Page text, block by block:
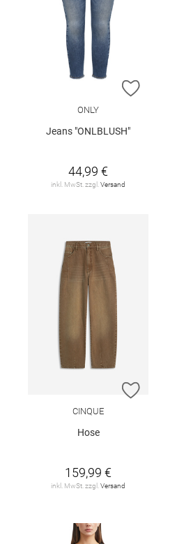
WUNSCHLISTE HINZUFÜGEN
ZUR
ONLY
Jeans "ONLBLUSH"
44,99 €
inkl. MwSt. zzgl. Versand
WUNSCHLISTE HINZUFÜGEN
ZUR
CINQUE
Hose
159,99 €
inkl. MwSt. zzgl.Versand